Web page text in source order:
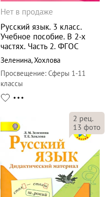
Нет в продаже
Русский язык. 3 класс.
Учебное пособие. В 2-х
частях. Часть 2. ФГОС
Зеленина, Хохлова
Просвещение: Сферы 1-11
классы
2 рец.
13 фото